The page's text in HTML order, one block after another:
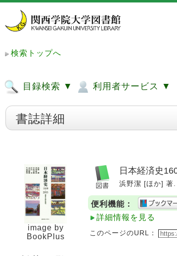
検索トップへ
目録検索 ▼ 利用者サービス ▼
書誌詳細
image by
BookPlus
日本経済史
浜野潔 [ほか] 著
便利機能：
詳細情報を見る
このページのURL：